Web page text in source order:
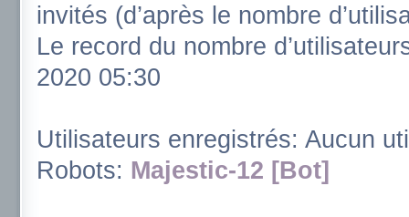
invités (d’après le nombre
Le record du nombre
2020 05:30
Utilisateurs enregistrés: Aucun
Robots: Majestic-12 [Bot]